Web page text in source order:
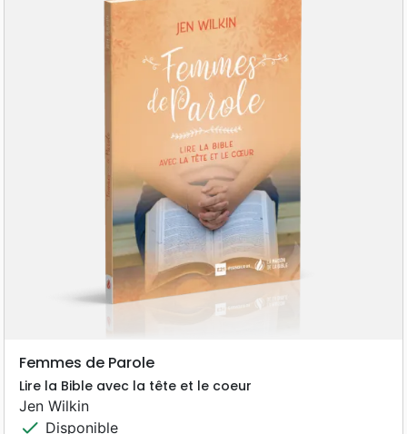
Femmes de Parole
Lire la Bible avec la tête et le coeur
Jen Wilkin
check Disponible